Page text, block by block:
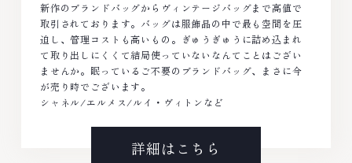
新作のブランドバッグからヴィンテージバッグまで高値で
取引されております。バッグは服飾品の中で最も空間を圧
迫し、管理コストも高いもの。ぎゅうぎゅうに詰め込まれ
て取り出しにくくて結局使っていないなんてことはござい
ませんか。眠っているご不要のブランドバッグ、まさに今
が売り時でございます。
シャネル/エルメス/ルイ・ヴィトンなど
詳細はこちら